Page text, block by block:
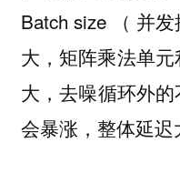
Batch size （ 并
大，矩阵乘法单
大，去噪循环外
会暴涨，整体延迟